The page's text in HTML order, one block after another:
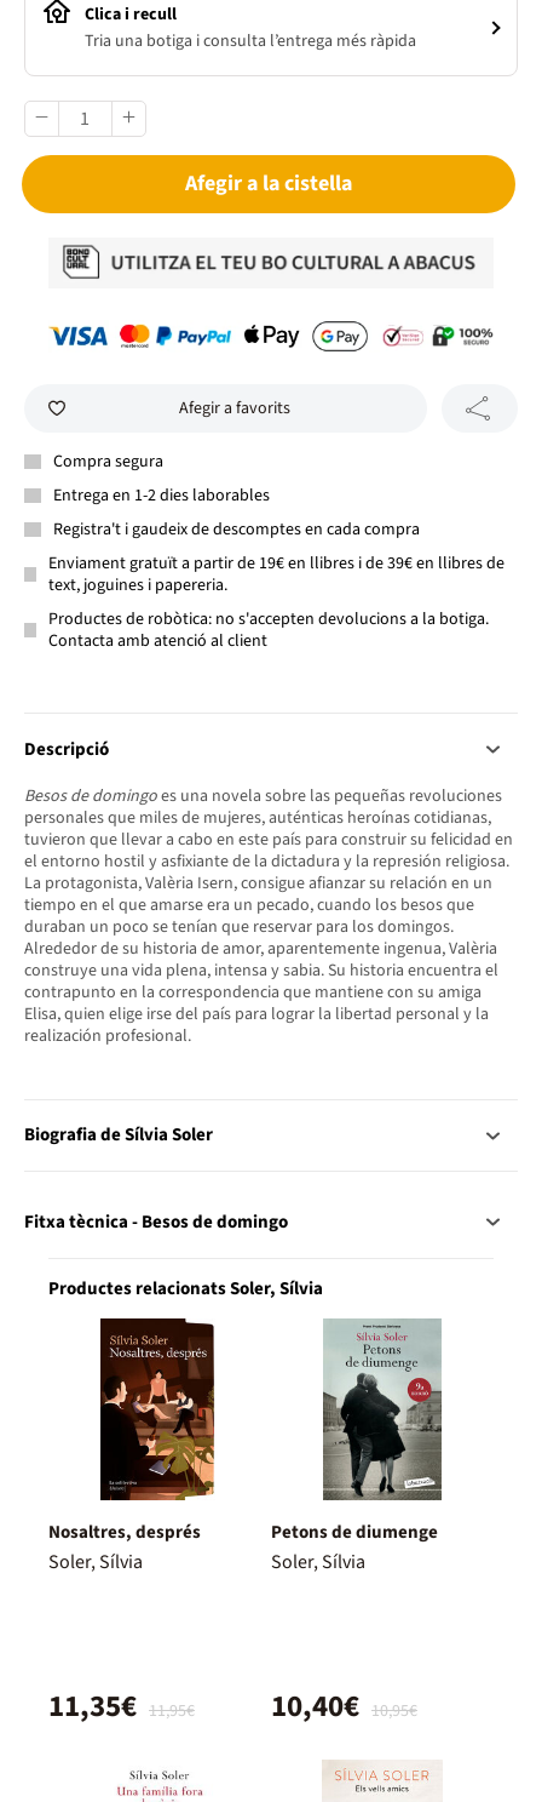
Clica i recull
Tria una botiga i consulta l’entrega més ràpida
Afegir a la cistella
Afegir a favorits
Compra segura
Entrega en 1-2 dies laborables
Registra't i gaudeix de descomptes en cada compra
Enviament gratuït a partir de 19€ en llibres i de 39€ en llibres de
text, joguines i papereria.
Productes de robòtica: no s'accepten devolucions a la botiga.
Contacta amb atenció al client
Descripció
Besos de domingoes una novela sobre las pe­queñas revoluciones
personales que miles de mujeres, auténticas heroínas cotidianas,
tuvieron que llevar a cabo en este país para construir su felicidad en
el entorno hostil y asfixiante de la dic­tadura y la represión religiosa.
La protagonista, Valèria Isern, consigue afianzar su relación en un
tiempo en el que amarse era un pecado, cuando los besos que
duraban un poco se tenían que reservar para los domingos.
Alrededor de su his­toria de amor, aparentemente ingenua, Valèria
construye una vida plena, intensa y sabia. Su his­toria encuentra el
contrapunto en la correspon­dencia que mantiene con su amiga
Elisa, quien elige irse del país para lograr la libertad personal y la
realización profesional.
Biografia de Sílvia Soler
Fitxa tècnica - Besos de domingo
Productes relacionats Soler, Sílvia
Nosaltres, després
Soler, Sílvia
11,95€
11,35€
Petons de diumenge
Soler, Sílvia
10,95€
10,40€